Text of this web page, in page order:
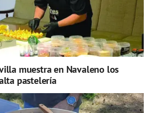
muestra en Navaleno los
pastelería